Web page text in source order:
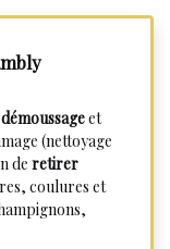
démoussageet
(nettoyage
de retirer
coulures et